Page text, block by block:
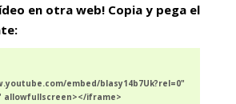
en otra web! Copia y pega el
embed/blasy14b7Uk?rel=0"
allowfullscreen></iframe>